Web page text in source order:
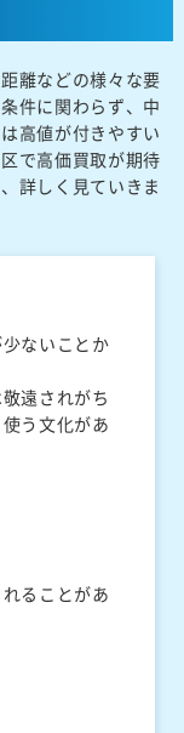
離などの様々な要
件に関わらず、中
高値が付きやすい
で高価買取が期待
詳しく見ていきま
ないことか
遠されがち
う文化があ
ることがあ